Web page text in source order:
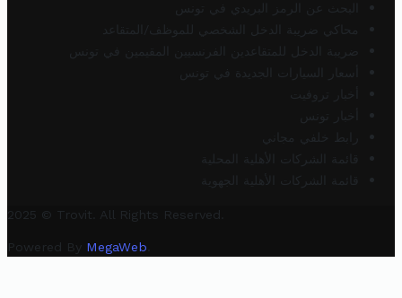
البحث عن الرمز البريدي في تونس
محاكي ضريبة الدخل الشخصي للموظف/المتقاعد
ضريبة الدخل للمتقاعدين الفرنسيين المقيمين في تونس
أسعار السيارات الجديدة في تونس
أخبار تروفيت
أخبار تونس
رابط خلفي مجاني
قائمة الشركات الأهلية المحلية
قائمة الشركات الأهلية الجهوية
2025 © Trovit. All Rights Reserved.
Powered By MegaWeb